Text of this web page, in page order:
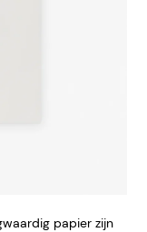
papier zijn